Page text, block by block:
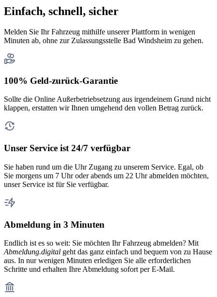
Einfach, schnell, sicher
Melden Sie Ihr Fahrzeug mithilfe unserer Plattform in wenigen
Minuten ab, ohne zur Zulassungsstelle Bad Windsheim zu gehen.
100% Geld-zurück-Garantie
Sollte die Online Außerbetriebsetzung aus irgendeinem Grund nicht
klappen, erstatten wir Ihnen umgehend den vollen Betrag zurück.
Unser Service ist 24/7 verfügbar
Sie haben rund um die Uhr Zugang zu unserem Service. Egal, ob
Sie morgens um 7 Uhr oder abends um 22 Uhr abmelden möchten,
unser Service ist für Sie verfügbar.
Abmeldung in 3 Minuten
Endlich ist es so weit: Sie möchten Ihr Fahrzeug abmelden? Mit
Abmeldung.digital geht das ganz einfach und bequem von zu Hause
aus. In nur wenigen Minuten erledigen Sie alle erforderlichen
Schritte und erhalten Ihre Abmeldung sofort per E-Mail.